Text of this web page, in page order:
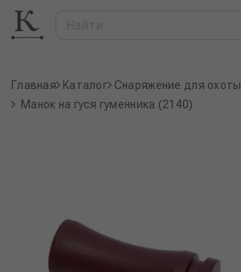
Главная Каталог Снаряжение для охоты
Манок на гуся гуменника (2140)